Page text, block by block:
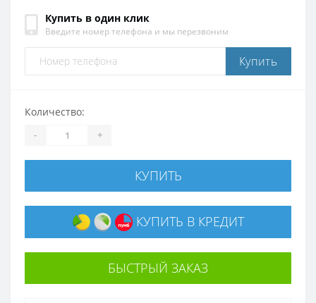
Купить в один клик
Введите номер телефона и мы перезвоним
Купить
Количество:
- +
КУПИТЬ
КУПИТЬ В КРЕДИТ
БЫСТРЫЙ ЗАКАЗ